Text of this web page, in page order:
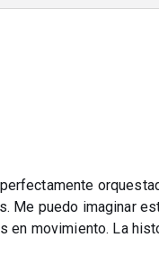
Me puedo imaginar
en movimiento. La